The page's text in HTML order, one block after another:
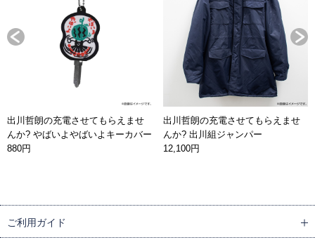
出川哲朗の充電させてもらえませ
んか? やばいよやばいよキーカバー
880円
出川哲朗の充電させてもらえませ
んか? 出川組ジャンパー
12,100円
ご利用ガイド